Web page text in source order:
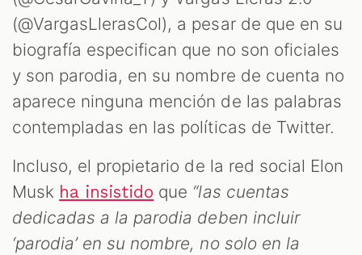
(@VargasLlerasCol), a pesar de que en su
biografía especifican que no son oficiales
y son parodia, en su nombre de cuenta no
aparece ninguna mención de las palabras
contempladas en las políticas de Twitter.
Incluso, el propietario de la red social Elon
Musk ha insistido que “las cuentas
dedicadas a la parodia deben incluir
‘parodia’ en su nombre, no solo en la